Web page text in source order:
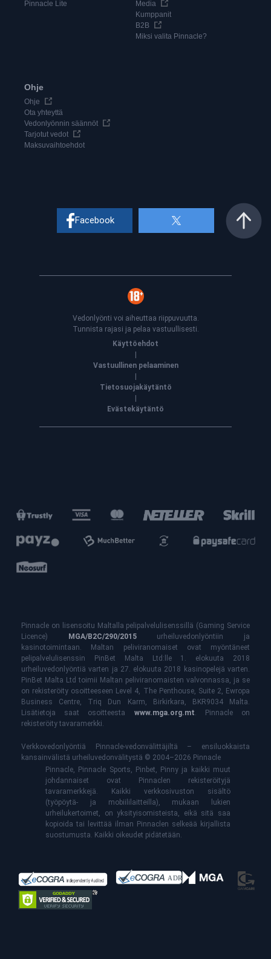
Pinnacle Lite
Media
Kumppanit
B2B
Miksi valita Pinnacle?
Ohje
Ohje
Ota yhteyttä
Vedonlyönnin säännöt
Tarjotut vedot
Maksuvaihtoehdot
Facebook
Vedonlyönti voi aiheuttaa riippuvuutta.
Tunnista rajasi ja pelaa vastuullisesti.
Käyttöehdot
Vastuullinen pelaaminen
Tietosuojakäytäntö
Evästekäytäntö
Pinnacle on lisensoitu Maltalla pelipalvelulisenssillä (Gaming Service
Licence)
MGA/B2C/290/2015urheiluvedonlyöntiin ja
kasinotoimintaan. Maltan peliviranomaiset ovat myöntäneet
pelipalvelulisenssin PinBet Malta Ltd:lle 1. elokuuta 2018
urheiluvedonlyöntiä varten ja 27. elokuuta 2018 kasinopelejä varten.
PinBet Malta Ltd toimii Maltan peliviranomaisten valvonnassa, ja se
on rekisteröity osoitteeseen Level 4, The Penthouse, Suite 2, Ewropa
Business Centre, Triq Dun Karm, Birkirkara, BKR9034 Malta.
Lisätietoja saat osoitteesta www.mga.org.mt. Pinnacle on
rekisteröity tavaramerkki.
Verkkovedonlyöntiä Pinnacle-vedonvälittäjiltä – ensiluokkaista
kansainvälistä urheiluvedonvälitystä © 2004–2026 Pinnacle
Pinnacle, Pinnacle Sports, Pinbet, Pinny ja kaikki muut
johdannaiset ovat Pinnaclen rekisteröityjä
tavaramerkkejä. Kaikki verkkosivuston sisältö
(työpöytä- ja mobiililaitteilla), mukaan lukien
urheilukertoimet, on yksityisomisteista, eikä sitä saa
kopioida tai levittää ilman Pinnaclen selkeää kirjallista
suostumusta. Kaikki oikeudet pidätetään.